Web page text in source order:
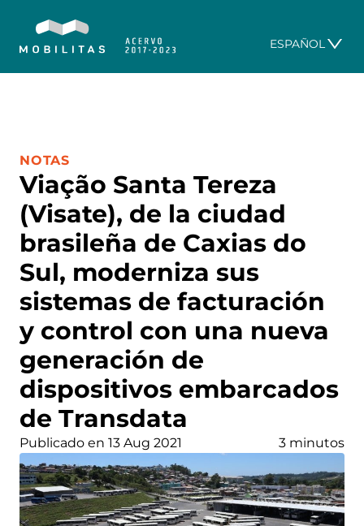
ESPAÑOL
Viação Santa Tereza
(Visate), de la ciudad
brasileña de Caxias do
Sul, moderniza sus
sistemas de facturación
y control con una nueva
generación de
dispositivos embarcados
de Transdata
CATEGORÍA:
NOTAS
Publicado en 13 Aug 2021 3 minutos